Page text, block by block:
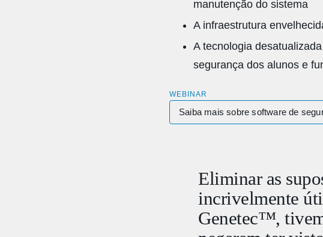
manutenção do sistema
A infraestrutura
A tecnologia
segurança dos alunos e
WEBINAR
Saiba mais sobre software de
Eliminar as
incrivelmente
Genetec™,